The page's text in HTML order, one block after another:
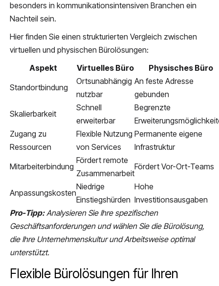
besonders in kommunikationsintensiven Branchen ein
Nachteil sein.
Hier finden Sie einen strukturierten Vergleich zwischen
virtuellen und physischen Bürolösungen:
Aspekt
Virtuelles Büro
Physisches Büro
Standortbindung
Ortsunabhängig
nutzbar
An feste Adresse
gebunden
Skalierbarkeit
Schnell
erweiterbar
Begrenzte
Zugang zu
Ressourcen
Flexible Nutzung
von Services
Permanente eigene
Infrastruktur
Mitarbeiterbindung
Fördert remote
Zusammenarbeit
Fördert Vor-Ort-Teams
Anpassungskosten
Niedrige
Einstiegshürden
Hohe
Investitionsausgaben
Pro-Tipp: Analysieren Sie Ihre spezifischen
Geschäftsanforderungen und wählen Sie die Bürolösung,
die Ihre Unternehmenskultur und Arbeitsweise optimal
unterstützt.
Flexible Bürolösungen für Ihren